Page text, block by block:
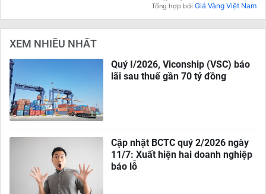
Tổng hợp bởi Giá Vàng Việt Nam
XEM NHIỀU NHẤT
Quý I/2026, Viconship (VSC) báo
lãi sau thuế gần 70 tỷ đồng
Cập nhật BCTC quý 2/2026 ngày
11/7: Xuất hiện hai doanh nghiệp
báo lỗ